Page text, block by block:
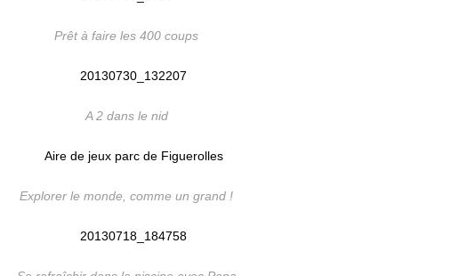
Prêt à faire les 400 coups
A 2 dans le nid
Explorer le monde, comme un grand !